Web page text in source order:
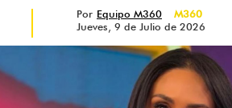
Por Equipo M360
M360
Jueves, 9 de Julio de 2026